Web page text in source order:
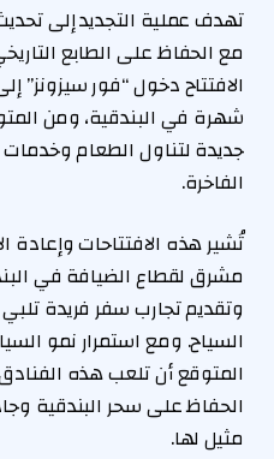
تهدف عملية التجديد إلى
مع الحفاظ على الطابع
الافتتاح دخول “فور سيزونز”
شهرة في البندقية، ومن
جديدة لتناول الطعام وخدمات
الفاخرة.
تُشير هذه الافتتاحات وإعادة
مشرق لقطاع الضيافة في
وتقديم تجارب سفر فريدة
السياح. ومع استمرار نمو
المتوقع أن تلعب هذه
الحفاظ على سحر البندقية
مثيل لها.